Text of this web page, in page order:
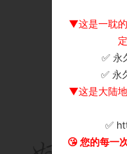
▼这是一耽
✅ 永
✅ 永
▼这是大陆
✅
😘 您的每一